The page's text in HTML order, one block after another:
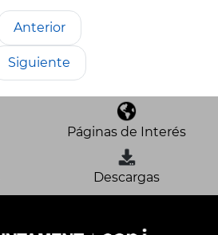
Anterior
Siguiente
Páginas de Interés
Descargas